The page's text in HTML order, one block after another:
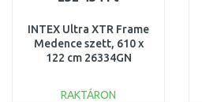
INTEX Ultra XTR Frame
Medence szett, 610 x
122 cm 26334GN
RAKTÁRON